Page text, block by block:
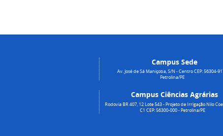
Campus Sede
Av. José de Sá Maniçoba, S/N - Centro CEP: 56304-
Petrolina/PE
Campus Ciências Agrárias
Rodovia BR 407, 12 Lote 543 - Projeto de Irrigação Nilo
C1 CEP: 56300-000 - Petrolina/PE